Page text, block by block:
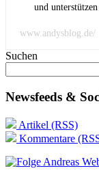
und
www.andysblog.de/
Suchen
Newsfeeds &
Artikel (RSS)
Kommentare